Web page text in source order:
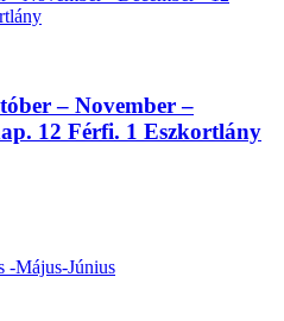
– November –
12 Férfi. 1 Eszkortlány